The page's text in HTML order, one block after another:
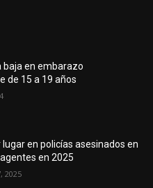
baja en embarazo
de 15 a 19 años
lugar en policías asesinados en
en 2025
2025